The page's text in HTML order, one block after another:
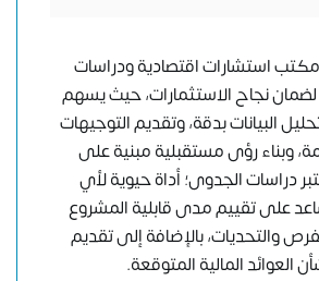
مكتب استشارات اقتصادية ودراسات
لضمان نجاح الاستثمارات، حيث يسهم
البيانات بدقة، وتقديم التوجيهات
وبناء رؤى مستقبلية مبنية على
دراسات الجدوى؛ أداة حيوية لأي
على تقييم مدى قابلية المشروع
والتحديات، بالإضافة إلى تقديم
العوائد المالية المتوقعة.